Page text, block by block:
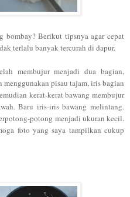
bombay? Berikut tipsnya agar cepat
terlalu banyak tercurah di dapur.
membujur menjadi dua bagian,
pisau tajam, iris bagian
kerat-kerat bawang membujur
Baru iris-iris bawang melintang.
potong menjadi ukuran kecil.
foto yang saya tampilkan cukup